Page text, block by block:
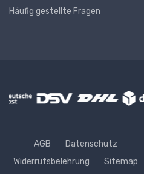
Häufig gestellte Fragen
AGB
Datenschutz
Widerrufsbelehrung
Sitemap